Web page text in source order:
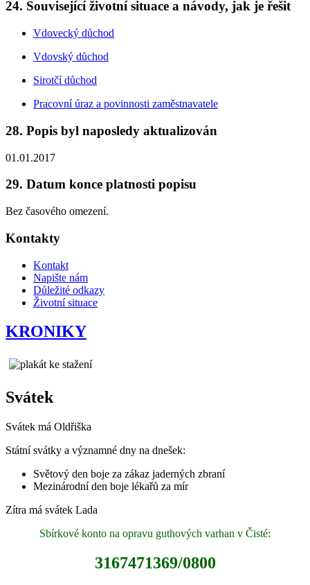
24. Související životní situace a návody, jak je řešit
Vdovecký důchod
Vdovský důchod
Sirotčí důchod
Pracovní úraz a povinnosti zaměstnavatele
28. Popis byl naposledy aktualizován
01.01.2017
29. Datum konce platnosti popisu
Bez časového omezení.
Kontakty
Kontakt
Napište nám
Důležité odkazy
Životní situace
KRONIKY
Svátek
Svátek má Oldřiška
Státní svátky a významné dny na dnešek:
Světový den boje za zákaz jaderných zbraní
Mezinárodní den boje lékařů za mír
Zítra má svátek Lada
Sbírkové konto na opravu guthových varhan v Čisté:
3167471369/0800